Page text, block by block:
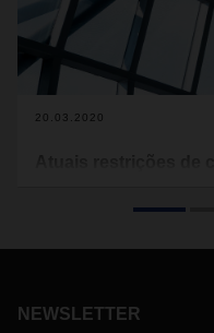
20.03.2020
aplicam na Europa (faça
Com o mapa gratuito da
NEWSLETTER